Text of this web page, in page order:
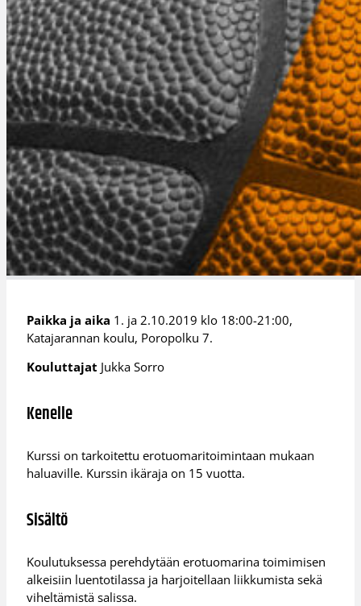
Paikka ja aika 1. ja 2.10.2019 klo 18:00-21:00,
Katajarannan koulu, Poropolku 7.
Kouluttajat Jukka Sorro
Kenelle
Kurssi on tarkoitettu erotuomaritoimintaan mukaan
haluaville. Kurssin ikäraja on 15 vuotta.
Sisältö
Koulutuksessa perehdytään erotuomarina toimimisen
alkeisiin luentotilassa ja harjoitellaan liikkumista sekä
viheltämistä salissa.